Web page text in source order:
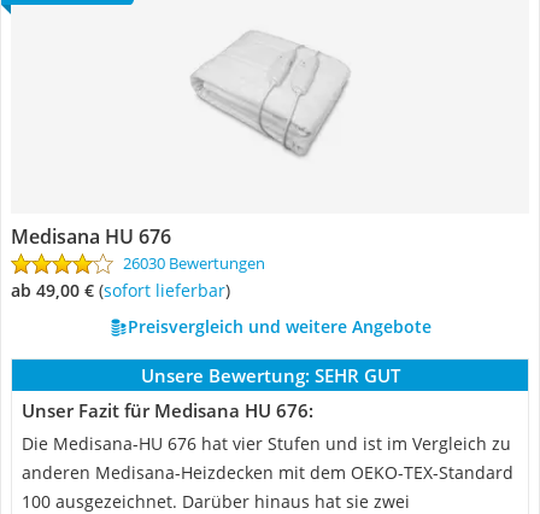
Medisana HU 676
26030 Bewertungen
ab 49,00 € ( Sofort lieferbar)
Preisvergleich und weitere Angebote
Unsere Bewertung: SEHR GUT
Unser Fazit für Medisana HU 676:
Die Medisana-HU 676 hat vier Stufen und ist im Vergleich zu
anderen Medisana-Heizdecken mit dem OEKO-TEX-Standard
100 ausgezeichnet. Darüber hinaus hat sie zwei